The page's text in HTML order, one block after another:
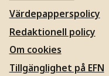
Värdepapperspolicy
Redaktionell policy
Om cookies
Tillgänglighet på EFN